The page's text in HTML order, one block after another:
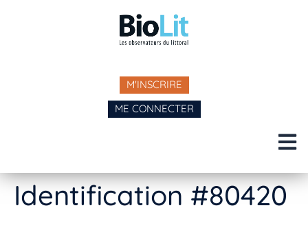
M'INSCRIRE
ME CONNECTER
Identification #80420